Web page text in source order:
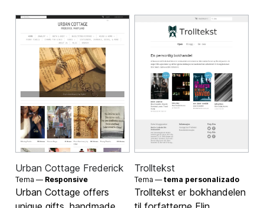
Urban Cottage Frederick
Tema — Responsive
Urban Cottage offers
Trolltekst
Tema — tema personalizado
Trolltekst er bokhandelen